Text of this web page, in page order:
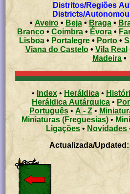
Distritos/Regiões Autónomas -
Districts/
• Aveiro• Beja• Braga•
Branco• Coimbra• Évora•
Lisboa • Portalegre• Porto •
Viana do Castelo• Vila Real
Madeira •
• Index • Heráldica •
Heráldica Autárquica •
Português• A - Z•
Miniaturas (Freguesias) •
Ligações • Novidades
Actualizada/Updated: